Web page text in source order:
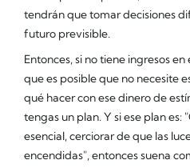
tendrán que tomar decisiones
futuro previsible.
Entonces, si no tiene ingresos
que es posible que no necesite
qué hacer con ese dinero de
tengas un plan. Y si ese plan
esencial, cerciorar de que las
encendidas", entonces suena